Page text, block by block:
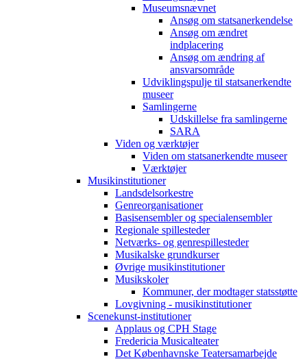
Museumsnævnet
Ansøg om statsanerkendelse
Ansøg om ændret
indplacering
Ansøg om ændring af
ansvarsområde
Udviklingspulje til statsanerkendte
museer
Samlingerne
Udskillelse fra samlingerne
SARA
Viden og værktøjer
Viden om statsanerkendte museer
Værktøjer
Musikinstitutioner
Landsdelsorkestre
Genreorganisationer
Basisensembler og specialensembler
Regionale spillesteder
Netværks- og genrespillesteder
Musikalske grundkurser
Øvrige musikinstitutioner
Musikskoler
Kommuner, der modtager statsstøtte
Lovgivning - musikinstitutioner
Scenekunst-institutioner
Applaus og CPH Stage
Fredericia Musicalteater
Det Københavnske Teatersamarbejde